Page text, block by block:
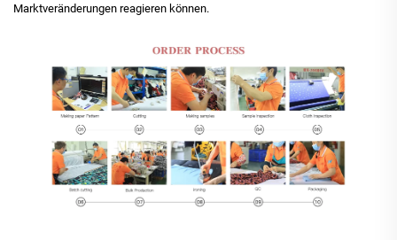
Marktveränderungen reagieren können.